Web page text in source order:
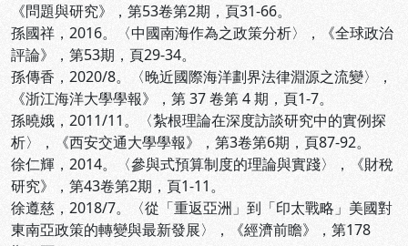
《問題與研究》，第53卷第2期，頁31-66。
孫國祥，2016。〈中國南海作為之政策分析〉，《全球政治
評論》，第53期，頁29-34。
孫傳香，2020/8。〈晚近國際海洋劃界法律淵源之流變〉，
《浙江海洋大學學報》，第 37 卷第 4 期，頁1-7。
孫曉娥，2011/11。〈紮根理論在深度訪談研究中的實例探
析〉，《西安交通大學學報》，第3卷第6期，頁87-92。
徐仁輝，2014。〈參與式預算制度的理論與實踐〉，《財稅
研究》，第43卷第2期，頁1-11。
徐遵慈，2018/7。〈從「重返亞洲」到「印太戰略」美國對
東南亞政策的轉變與最新發展〉，《經濟前瞻》，第178